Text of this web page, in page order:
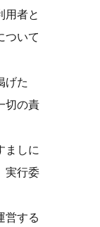
用者と
ついて
げた
切の責
ましに
実行委
営する